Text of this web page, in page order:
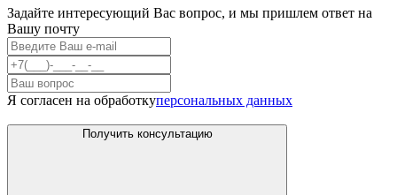
Задайте интересующий Вас вопрос, и мы пришлем ответ на
Вашу почту
Я согласен на обработкуперсональных данных
Получить консультацию